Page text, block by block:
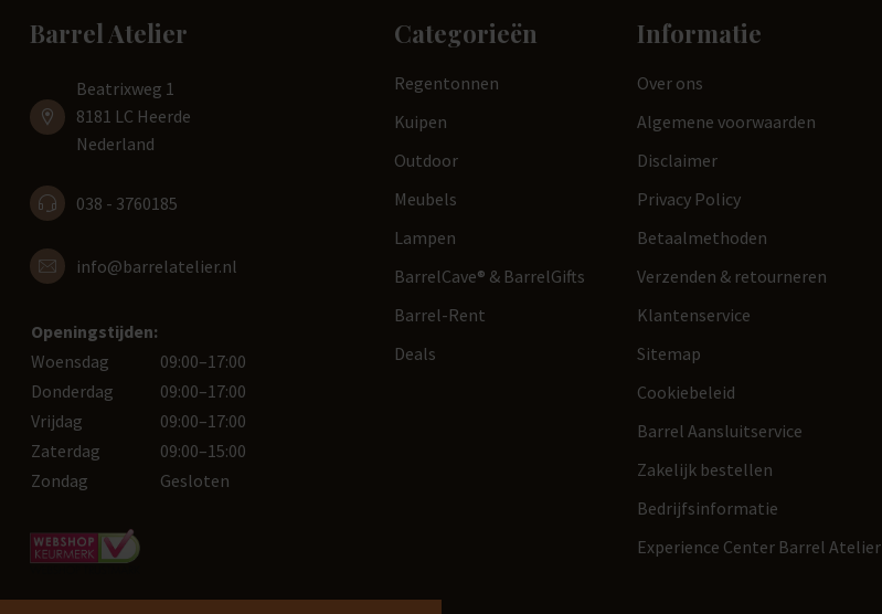
Barrel Atelier
Beatrixweg 1
8181 LC Heerde
Nederland
038 - 3760185
info@barrelatelier.nl
Openingstijden:
Woensdag
09:00–17:00
Donderdag
09:00–17:00
Vrijdag
09:00–17:00
Zaterdag
09:00–15:00
Zondag
Gesloten
Categorieën
Regentonnen
Kuipen
Outdoor
Meubels
Lampen
BarrelCave® & BarrelGifts
Barrel-Rent
Deals
Informatie
Over ons
Algemene voorwaarden
Disclaimer
Privacy Policy
Betaalmethoden
Verzenden & retourneren
Klantenservice
Sitemap
Cookiebeleid
Barrel Aansluitservice
Zakelijk bestellen
Bedrijfsinformatie
Experience Center Barrel Atelier